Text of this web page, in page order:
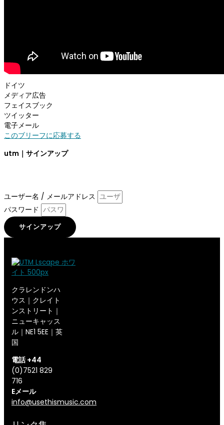
ドイツ
メディア広告
フェイスブック
ツイッター
電子メール
このブリーフに応募する
utm ｜サインアップ
ユーザー名 / メールアドレス
パスワード
サインアップ
クラレンドンハ
ウス｜クレイト
ンストリート｜
ニューキャッス
ル｜NE1 5EE｜英
国
電話 +44
(0)7521 829
716
Eメール
info@usethismusic.com